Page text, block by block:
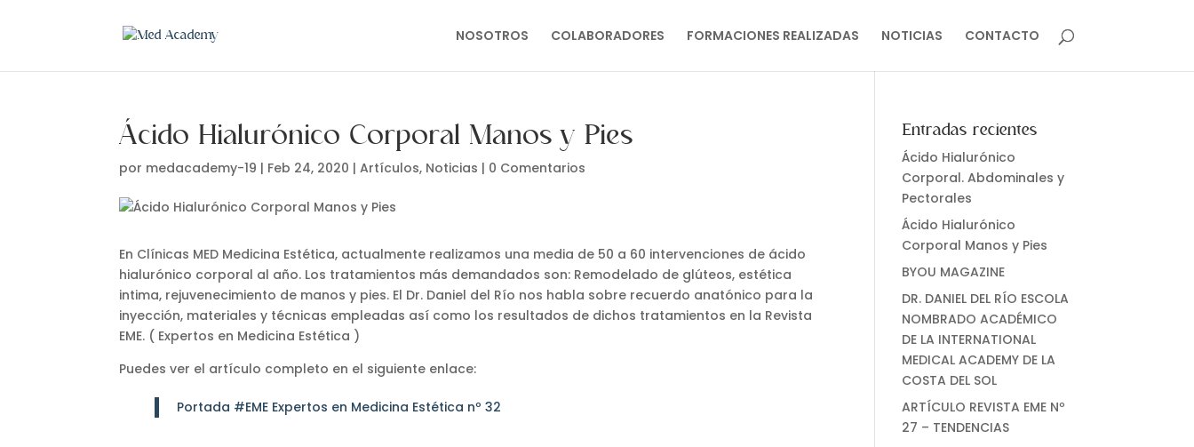
NOSOTROS COLABORADORES FORMACIONES REALIZADAS NOTICIAS CONTACTO
Ácido Hialurónico Corporal Manos y Pies
por medacademy-19 | Feb 24, 2020 |Artículos, Noticias | 0 Comentarios
En Clínicas MED Medicina Estética, actualmente realizamos una media de 50 a 60 intervenciones de ácido
hialurónico corporal al año. Los tratamientos más demandados son: Remodelado de glúteos, estética
intima, rejuvenecimiento de manos y pies. El Dr. Daniel del Río nos habla sobre recuerdo anatónico para la
inyección, materiales y técnicas empleadas así como los resultados de dichos tratamientos en la Revista
EME. ( Expertos en Medicina Estética )
Puedes ver el artículo completo en el siguiente enlace:
Portada #EME Expertos en Medicina Estética nº 32
Entradas recientes
Ácido Hialurónico
Corporal. Abdominales y
Pectorales
Ácido Hialurónico
Corporal Manos y Pies
BYOU MAGAZINE
DR. DANIEL DEL RÍO ESCOLA
NOMBRADO ACADÉMICO
DE LA INTERNATIONAL
MEDICAL ACADEMY DE LA
COSTA DEL SOL
ARTÍCULO REVISTA EME Nº
27 – TENDENCIAS